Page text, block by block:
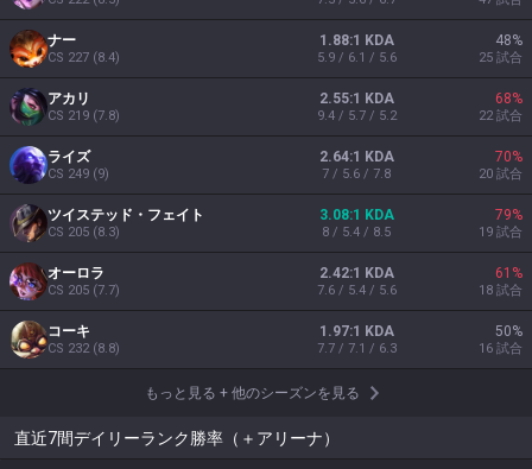
ナー
CS 227 (8.4)
1.88:1 KDA
5.9 / 6.1 / 5.6
48%
25 試合
アカリ
CS 219 (7.8)
2.55:1 KDA
9.4 / 5.7 / 5.2
68%
22 試合
ライズ
CS 249 (9)
2.64:1 KDA
7 / 5.6 / 7.8
70%
20 試合
ツイステッド・フェイト
CS 205 (8.3)
3.08:1 KDA
8 / 5.4 / 8.5
79%
19 試合
オーロラ
CS 205 (7.7)
2.42:1 KDA
7.6 / 5.4 / 5.6
61 %
18 試合
コーキ
CS 232(8.8)
1.97:1 KDA
7.7 / 7.1 / 6.3
50%
16 試合
もっと見る + 他のシーズンを見る
直近7間デイリーランク勝率（＋アリーナ）